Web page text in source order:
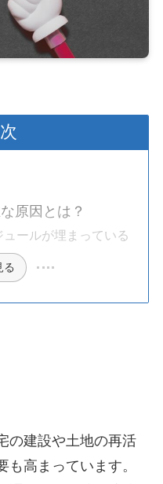
原因とは？
ールが埋まっている
る
の建設や土地の再活
高まっています。